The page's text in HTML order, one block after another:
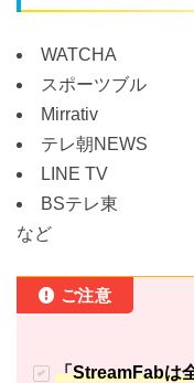
WATCHA
スポーツブル
Mirrativ
テレ朝NEWS
LINE TV
BSテレ東
など
ご注意
「StreamFabは